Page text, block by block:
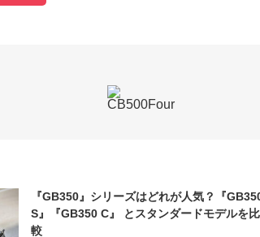
『GB350』シリーズはどれが人気？『
S』『GB350 C』 とスタンダードモデルを比
較